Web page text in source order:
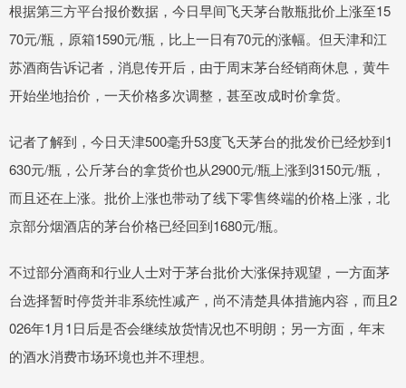
根据第三方平台报价数据，今日早间飞天茅台散瓶批价上涨至15
70元/瓶，原箱1590元/瓶，比上一日有70元的涨幅。但天津和江
苏酒商告诉记者，消息传开后，由于周末茅台经销商休息，黄牛
开始坐地抬价，一天价格多次调整，甚至改成时价拿货。
记者了解到，今日天津500毫升53度飞天茅台的批发价已经炒到1
630元/瓶，公斤茅台的拿货价也从2900元/瓶上涨到3150元/瓶，
而且还在上涨。批价上涨也带动了线下零售终端的价格上涨，北
京部分烟酒店的茅台价格已经回到1680元/瓶。
不过部分酒商和行业人士对于茅台批价大涨保持观望，一方面茅
台选择暂时停货并非系统性减产，尚不清楚具体措施内容，而且2
026年1月1日后是否会继续放货情况也不明朗；另一方面，年末
的酒水消费市场环境也并不理想。